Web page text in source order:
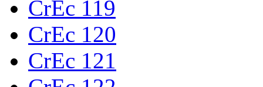
CrEc 119
CrEc 120
CrEc 121